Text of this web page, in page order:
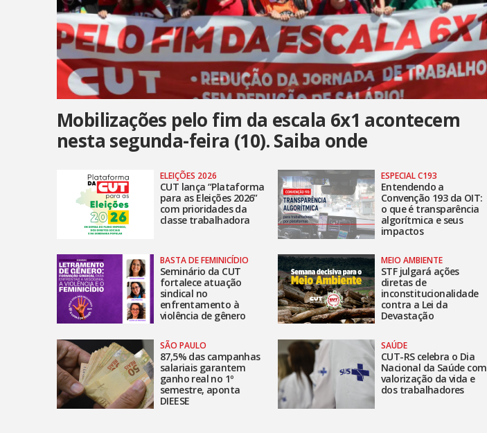
Mobilizações pelo fim da escala 6x1 acontecem
nesta segunda-feira (10). Saiba onde
ELEIÇÕES 2026
CUT lança “Plataforma
para as Eleições 2026”
com prioridades da
classe trabalhadora
ESPECIAL C193
Entendendo a
Convenção 193 da OIT:
o que é transparência
algorítmica e seus
impactos
BASTA DE FEMINICÍDIO
Seminário da CUT
fortalece atuação
sindical no
enfrentamento à
violência de gênero
MEIO AMBIENTE
STF julgará ações
diretas de
inconstitucionalidade
contra a Lei da
Devastação
SÃO PAULO
87,5% das campanhas
salariais garantem
ganho real no 1º
semestre, aponta
DIEESE
SAÚDE
CUT-RS celebra o Dia
Nacional da Saúde com
valorização da vida e
dos trabalhadores